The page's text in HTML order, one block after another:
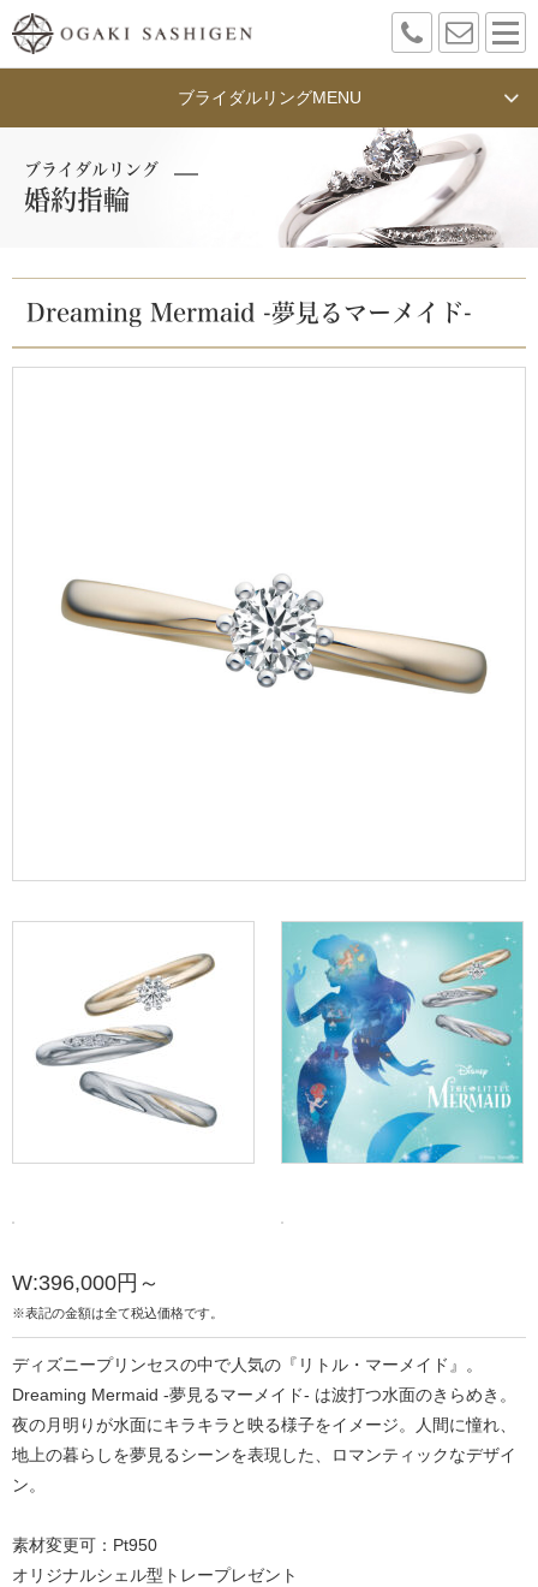
ブライダルリングMENU
ブライダルリング
婚約指輪
Dreaming Mermaid -夢見るマーメイド-
W:396,000円～
※表記の金額は全て税込価格です。
ディズニープリンセスの中で人気の『リトル・マーメイド』。
Dreaming Mermaid -夢見るマーメイド- は波打つ水面のきらめき。
夜の月明りが水面にキラキラと映る様子をイメージ。人間に憧れ、
地上の暮らしを夢見るシーンを表現した、ロマンティックなデザイ
ン。
素材変更可：Pt950
オリジナルシェル型トレープレゼント